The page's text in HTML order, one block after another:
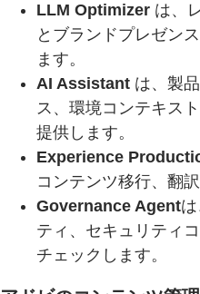
LLM Optimizer は、
とブランドプレゼン
ます。
AI Assistant は、製
ス、環境コンテキス
提供します。
Experience
コンテンツ移行、翻
Governance Agent
ティ、セキュリティ
チェックします。